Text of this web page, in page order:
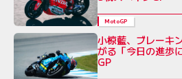
MotoGP
小椋藍、ブレーキ
がる「今日の進歩
GP